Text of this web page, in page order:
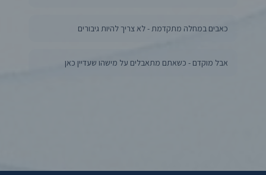
כאבים במחלה מתקדמת - לא צריך להיות גיבורים
אבל מוקדם - כשאתם מתאבלים על מישהו שעדיין כאן